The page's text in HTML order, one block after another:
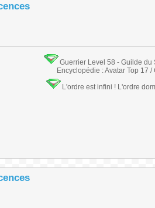
Guerrier Level 58 - Guilde
Encyclopédie : Avatar Top 17 /
L'ordre est infini ! L'ordre